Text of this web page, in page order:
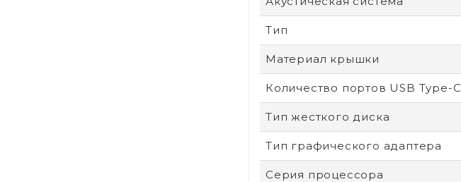
Тип
Материал крышки
Количество портов USB Type-C
Тип жесткого диска
Тип графического адаптера
Серия процессора